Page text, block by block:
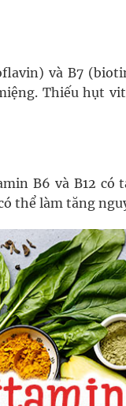
và B7
Thiếu hụt
B6 và B12
thể làm tăng